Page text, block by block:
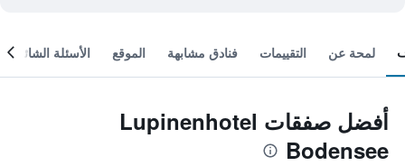
لمحة عن التقييمات فنادق مشابهة الموقع الأسئلة الشائعة
أفضل صفقات Lupinenhotel
Bodensee